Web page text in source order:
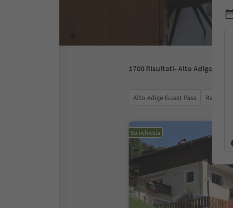
1700 Risultati- Alto Adige
Alto Adige Guest Pass Recensioni
Su richiesta